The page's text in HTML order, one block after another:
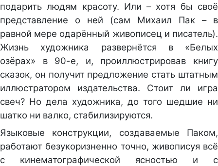
подарить людям красоту. Или – хотя бы своё
представление о ней (сам Михаил Пак – в
равной мере одарённый живописец и писатель).
Жизнь художника развернётся в «Белых
озёрах» в 90-е, и, проиллюстрировав книгу
сказок, он получит предложение стать штатным
иллюстратором издательства. Стоит ли игра
свеч? Но дела художника, до того шедшие ни
шатко ни валко, стабилизируются.
Языковые конструкции, создаваемые Паком,
работают безукоризненно точно, живописуя всё
с кинематографической ясностью и с